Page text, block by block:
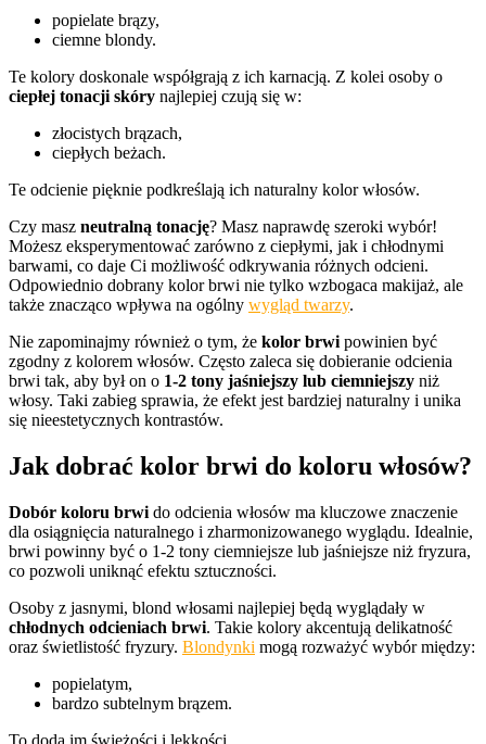
popielate brązy,
ciemne blondy.
Te kolory doskonale współgrają z ich karnacją. Z kolei osoby o
ciepłej tonacji skóry najlepiej czują się w:
złocistych brązach,
ciepłych beżach.
Te odcienie pięknie podkreślają ich naturalny kolor włosów.
Czy masz neutralną tonację? Masz naprawdę szeroki wybór!
Możesz eksperymentować zarówno z ciepłymi, jak i chłodnymi
barwami, co daje Ci możliwość odkrywania różnych odcieni.
Odpowiednio dobrany kolor brwi nie tylko wzbogaca makijaż, ale
także znacząco wpływa na ogólny wygląd twarzy.
Nie zapominajmy również o tym, że kolor brwi powinien być
zgodny z kolorem włosów. Często zaleca się dobieranie odcienia
brwi tak, aby był on o 1-2 tony jaśniejszy lub ciemniejszy niż
włosy. Taki zabieg sprawia, że efekt jest bardziej naturalny i unika
się nieestetycznych kontrastów.
Jak dobrać kolor brwi do koloru włosów?
Dobór koloru brwi do odcienia włosów ma kluczowe znaczenie
dla osiągnięcia naturalnego i zharmonizowanego wyglądu. Idealnie,
brwi powinny być o 1-2 tony ciemniejsze lub jaśniejsze niż fryzura,
co pozwoli uniknąć efektu sztuczności.
Osoby z jasnymi, blond włosami najlepiej będą wyglądały w
chłodnych odcieniach brwi. Takie kolory akcentują delikatność
oraz świetlistość fryzury. Blondynki mogą rozważyć wybór między:
popielatym,
bardzo subtelnym brązem.
To doda im świeżości i lekkości.